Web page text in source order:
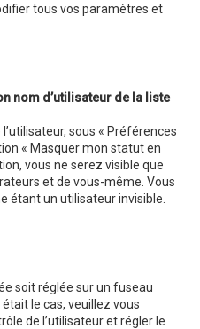
tous vos paramètres et
nom d’utilisateur de la liste
sous « Préférences
« Masquer mon statut en
vous ne serez visible que
et de vous-même. Vous
étant un utilisateur invisible.
soit réglée sur un fuseau
le cas, veuillez vous
de l’utilisateur et régler le